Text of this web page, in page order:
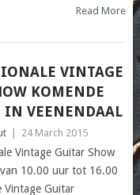
Read More
VINTAGE
KOMENDE
IN VEENENDAAL
24 March 2015
Vintage Guitar Show
10.00 uur tot 16.00
Guitar